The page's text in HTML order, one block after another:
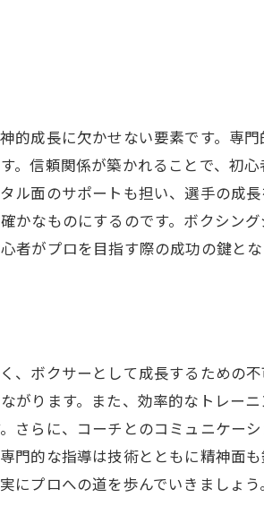
成長に欠かせない要素です。専
。信頼関係が築かれることで、初
面のサポートも担い、選手の成
なものにするのです。ボクシン
がプロを目指す際の成功の鍵とな
ボクサーとして成長するための
がります。また、効率的なトレー
らに、コーチとのコミュニケー
門的な指導は技術とともに精神面
プロへの道を歩んでいきましょ